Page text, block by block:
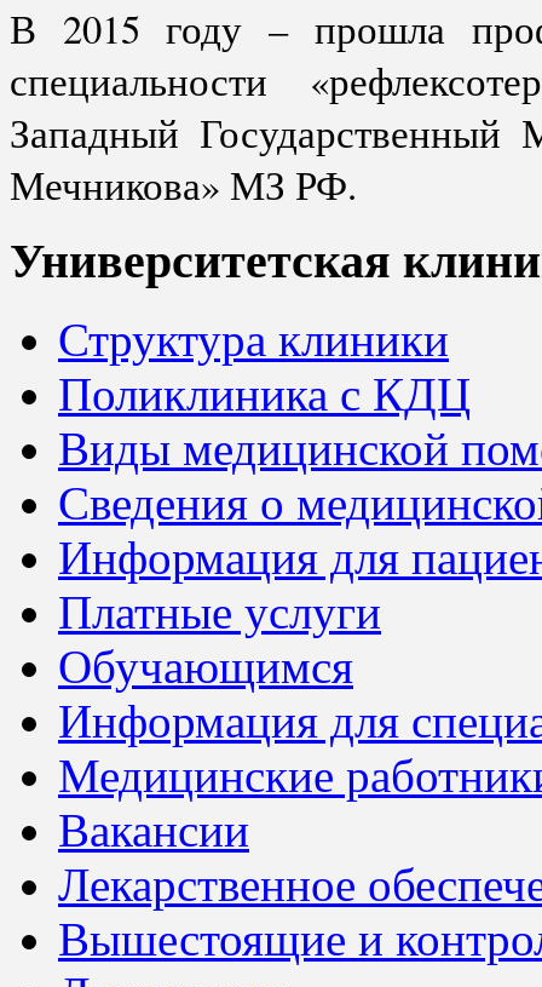
В 2015 году – прошла
специальности
Западный
Мечникова» МЗ РФ.
Университетская
Структура клиники
Поликлиника с КДЦ
Виды медицинской
Сведения о
Информация для
Платные услуги
Обучающимся
Информация для
Медицинские
Вакансии
Лекарственное
Вышестоящие и